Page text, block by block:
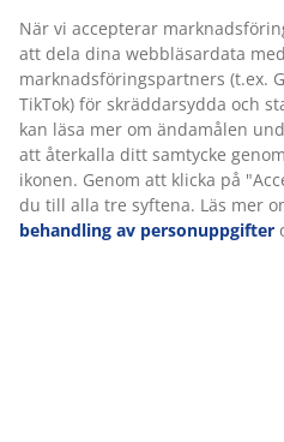
När vi accepterar
att dela dina webbläsardata med
marknadsföringspartners (t.ex.
TikTok) för skräddarsydda och
kan läsa mer om ändamålen
att återkalla ditt samtycke
ikonen. Genom att klicka på
du till alla tre syftena. Läs mer
behandling av personuppgifter